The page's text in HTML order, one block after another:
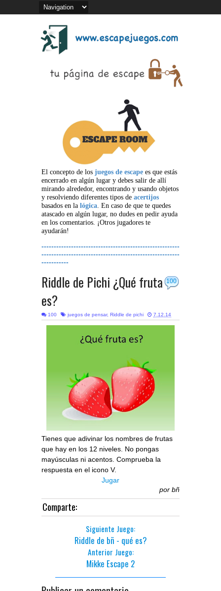
El concepto de los juegos de escape es que estás
encerrado en algún lugar y debes salir de allí
mirando alrededor, encontrando y usando objetos
y resolviendo diferentes tipos de acertijos
basados en la lógica. En caso de que te quedes
atascado en algún lugar, no dudes en pedir ayuda
en los comentarios. ¡Otros jugadores te
ayudarán!
--------------------------------------------------------
--------------------------------------------------------
-----------
100
Riddle de Pichi ¿Qué fruta
es?
100 juegos de pensar, Riddle de pichi 7.12.14
Tienes que adivinar los nombres de frutas
que hay en los 12 niveles. No pongas
mayúsculas ni acentos. Comprueba la
respuesta en el icono V.
Jugar
por bñ
Comparte:
Siguiente Juego:
Riddle de bñ - qué es?
Anterior Juego:
Mikke Escape 2